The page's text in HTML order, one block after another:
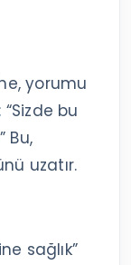
yorumu
bu
Bu,
uzatır.
sağlık”